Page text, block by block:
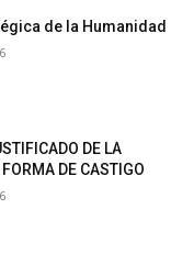
de la Humanidad
DE LA
DE CASTIGO